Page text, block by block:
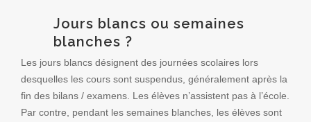
Jours blancs ou semaines
blanches ?
Les jours blancs désignent des journées scolaires lors
desquelles les cours sont suspendus, généralement après la
fin des bilans / examens. Les élèves n’assistent pas à l’école.
Par contre, pendant les semaines blanches, les élèves sont